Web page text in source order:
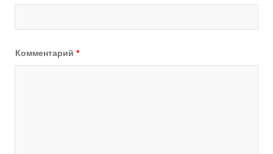
Комментарий *